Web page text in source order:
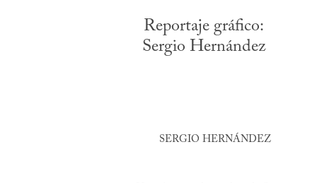
Reportaje gráfico:
Sergio Hernández
SERGIO HERNÁNDEZ